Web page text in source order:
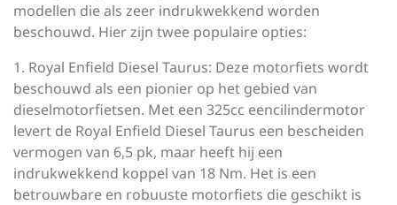
modellen die als zeer indrukwekkend worden
beschouwd. Hier zijn twee populaire opties:
1. Royal Enfield Diesel Taurus: Deze motorfiets wordt
beschouwd als een pionier op het gebied van
dieselmotorfietsen. Met een 325cc eencilindermotor
levert de Royal Enfield Diesel Taurus een bescheiden
vermogen van 6,5 pk, maar heeft hij een
indrukwekkend koppel van 18 Nm. Het is een
betrouwbare en robuuste motorfiets die geschikt is